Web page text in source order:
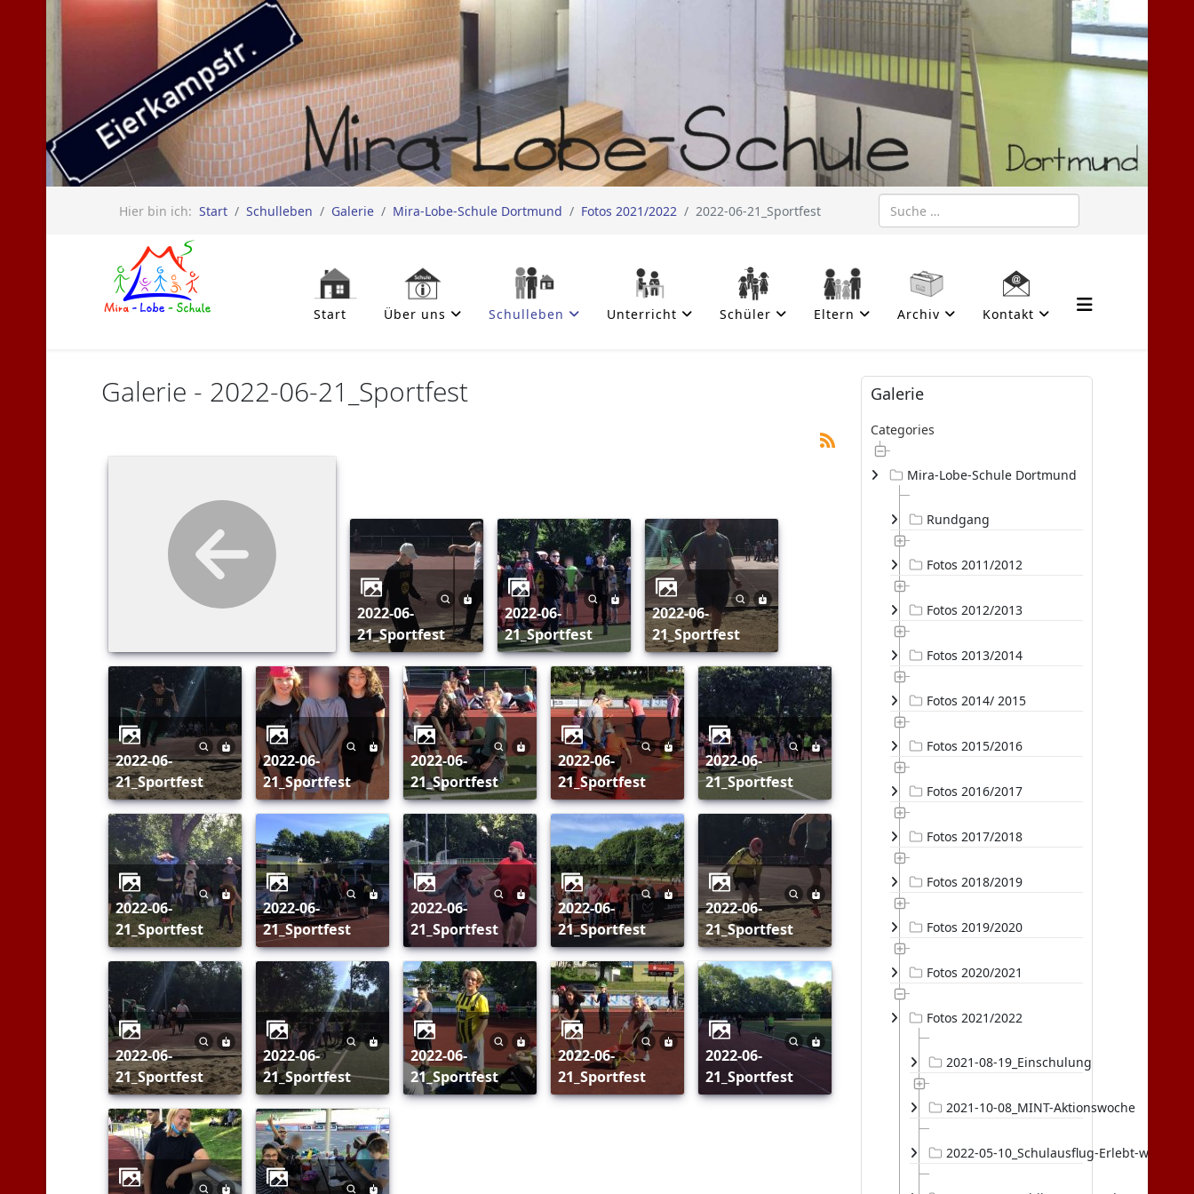
Hier bin ich: Start Schulleben Galerie Mira-Lobe-Schule Dortmund Fotos 2021/2022 2022-06-21_Sportfest Suchen
Start Über uns Schulleben Unterricht Schüler Eltern Archiv Kontakt
Galerie - 2022-06-21_Sportfest
2022-06-
21_Sportfest
2022-06-
21_Sportfest
2022-06-
21_Sportfest
2022-06-
21_Sportfest
2022-06-
21_Sportfest
2022-06-
21_Sportfest
2022-06-
21_Sportfest
2022-06-
21_Sportfest
2022-06-
21_Sportfest
2022-06-
21_Sportfest
2022-06-
21_Sportfest
2022-06-
21_Sportfest
2022-06-
21_Sportfest
2022-06-
21_Sportfest
2022-06-
21_Sportfest
2022-06-
21_Sportfest
2022-06-
21_Sportfest
2022-06-
21_Sportfest
Galerie
Categories
Mira-Lobe-Schule Dortmund
Rundgang
Fotos 2011/2012
Fotos 2012/2013
Fotos 2013/2014
Fotos 2014/ 2015
Fotos 2015/2016
Fotos 2016/2017
Fotos 2017/2018
Fotos 2018/2019
Fotos 2019/2020
Fotos 2020/2021
Fotos 2021/2022
2021-08-19_Einschulung
2021-10-08_MINT-Aktionswoche
2022-05-10_Schulausflug-Erlebt-was